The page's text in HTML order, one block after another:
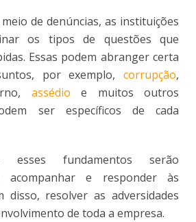
de denúncias, as instituições
os tipos de questões que
Essas podem abranger certa
por exemplo, corrupção,
assédio e muitos outros
ser específicos de cada
esses fundamentos serão
acompanhar e responder às
disso, resolver as adversidades
de toda a empresa.